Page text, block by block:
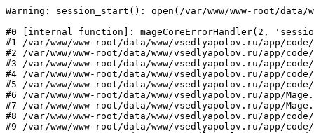
Warning: session_start(): open(/var/www/www-root/data/
#0 [internal function]: mageCoreErrorHandler(2,
#1 /var/www/www-root/data/www/vsedlyapolov.ru/app/
#2 /var/www/www-root/data/www/vsedlyapolov.ru/app/
#3 /var/www/www-root/data/www/vsedlyapolov.ru/app/
#4 /var/www/www-root/data/www/vsedlyapolov.ru/app/
#5 /var/www/www-root/data/www/vsedlyapolov.ru/app/
#6 /var/www/www-root/data/www/vsedlyapolov.ru/app/
#7 /var/www/www-root/data/www/vsedlyapolov.ru/app/
#8 /var/www/www-root/data/www/vsedlyapolov.ru/app/
#9 /var/www/www-root/data/www/vsedlyapolov.ru/app/